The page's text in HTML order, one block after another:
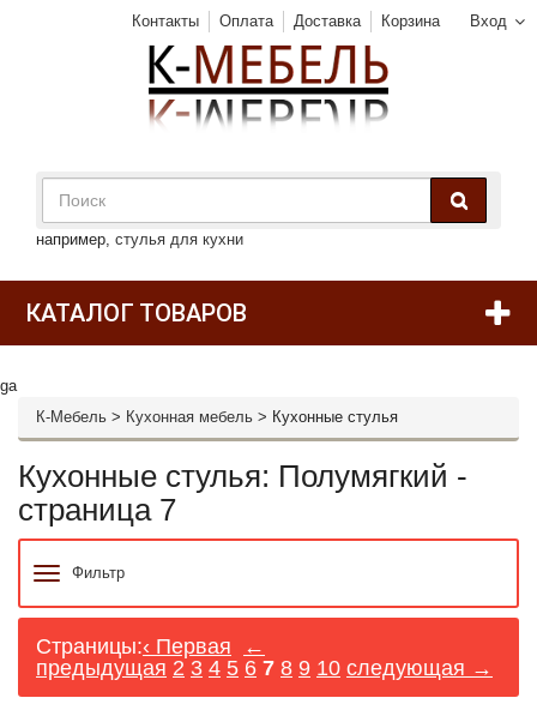
Вход
Контакты Оплата Доставка Корзина
например, стулья для кухни
КАТАЛОГ ТОВАРОВ
ga
К-Мебель > Кухонная мебель > Кухонные стулья
Кухонные стулья: Полумягкий -
страница 7
Фильтр
Страницы:‹ Первая
←
предыдущая 2 3 4 5 6 7 8 9 10 следующая →